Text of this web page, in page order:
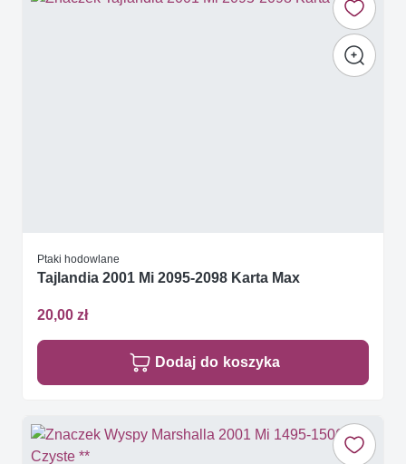
Ptaki hodowlane
Tajlandia 2001 Mi 2095-2098 Karta Max
20,00 zł
Dodaj do koszyka